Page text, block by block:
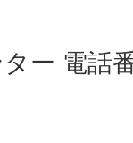
ー 電話